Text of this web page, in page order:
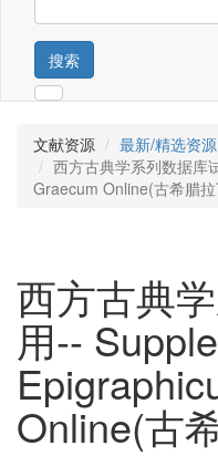
搜索
文献资源
最新/精选资源
西方古典学系列数据库
Graecum Online(古希腊
西方古典
用--
Online(古